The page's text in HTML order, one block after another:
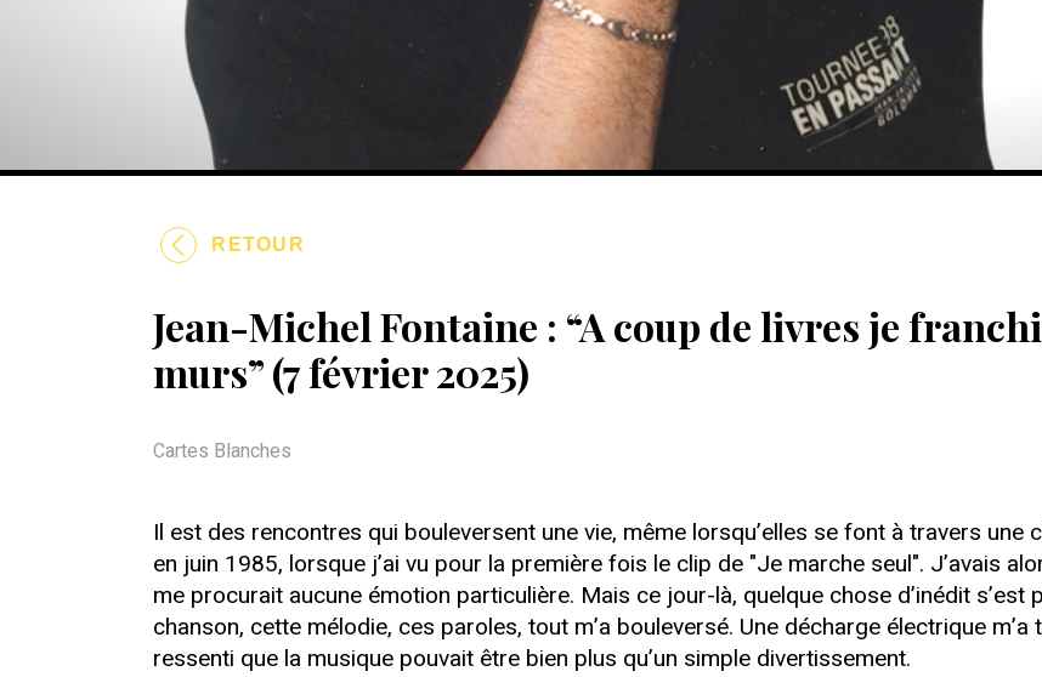
RETOUR
Jean-Michel Fontaine : “A coup de livres je
murs” (7 février 2025)
Cartes Blanches
Il est des rencontres qui bouleversent une vie, même lorsqu’elles se font à travers une
en juin 1985, lorsque j’ai vu pour la première fois le clip de "Je marche seul". J’avais
me procurait aucune émotion particulière. Mais ce jour-là, quelque chose d’inédit s’est
chanson, cette mélodie, ces paroles, tout m’a bouleversé. Une décharge électrique
ressenti que la musique pouvait être bien plus qu’un simple divertissement.